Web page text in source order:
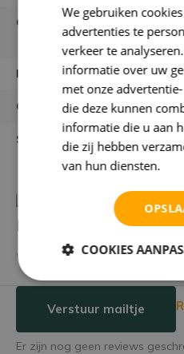
Gebruiken
Houdbaarheid
Garantie
Samenstelling bloemen
Heb je een vraag
We helpen je graag met het
Verstuur mailtje
Er zijn nog geen reviews
We gebruiken
advertenties te
verkeer te
informatie over uw
met onze
die deze kunnen
informatie die u aan
die zij hebben
van hun diensten.
COOKIES